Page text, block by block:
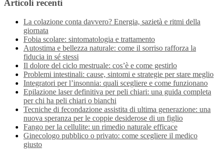
Articoli recenti
La colazione conta davvero? Energia, sazietà e ritmi della
giornata
Fobia scolare: sintomatologia e trattamento
Autostima e bellezza naturale: come il sorriso rafforza la
fiducia in sé stessi
Il dolore del ciclo mestruale: cos’è e come gestirlo
Problemi intestinali: cause, sintomi e strategie per stare meglio
Integratori per l’insonnia: quali scegliere e come funzionano
Epilazione laser definitiva per peli chiari: una guida completa
per chi ha peli chiari o bianchi
Tecniche di fecondazione assistita di ultima generazione: una
nuova speranza per le coppie desiderose di un figlio
Fango per la cellulite: un rimedio naturale efficace
Ginecologo pubblico o privato: come scegliere il medico
giusto